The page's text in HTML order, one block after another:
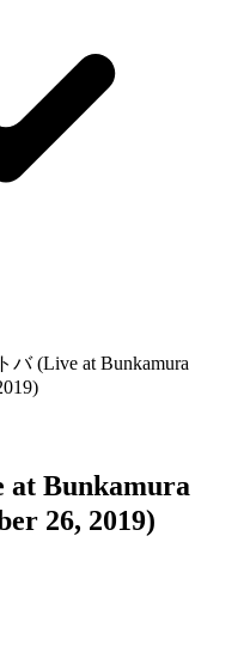
バ (Live at Bunkamura
Bunkamura
26, 2019)